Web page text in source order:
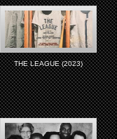
THE LEAGUE (2023)